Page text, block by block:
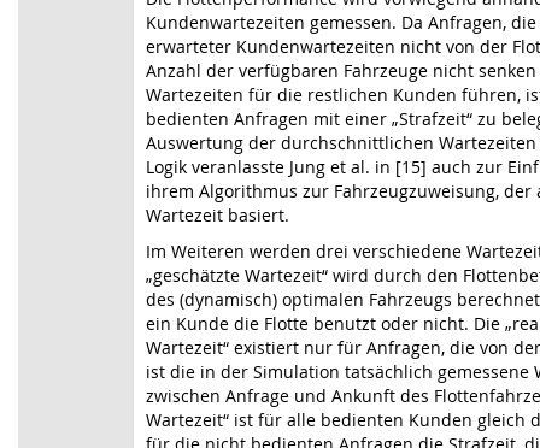
Kundenwartezeiten gemessen. Da Anfragen,
erwarteter Kundenwartezeiten nicht von der
Anzahl der verfügbaren Fahrzeuge nicht
Wartezeiten für die restlichen Kunden führen,
bedienten Anfragen mit einer „Strafzeit“ zu
Auswertung der durchschnittlichen
Logik veranlasste Jung et al. in [15] auch zur
ihrem Algorithmus zur Fahrzeugzuweisung,
Wartezeit basiert.
Im Weiteren werden drei verschiedene
„geschätzte Wartezeit“ wird durch den
des (dynamisch) optimalen Fahrzeugs
ein Kunde die Flotte benutzt oder nicht. Die
Wartezeit“ existiert nur für Anfragen, die von
ist die in der Simulation tatsächlich gemessene
zwischen Anfrage und Ankunft des
Wartezeit“ ist für alle bedienten Kunden gleich